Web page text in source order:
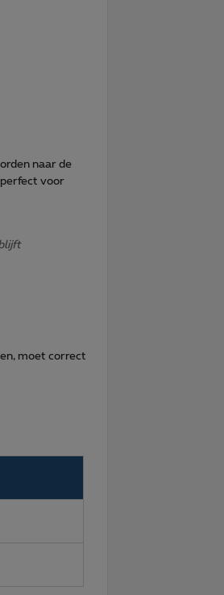
naar de
voor
moet correct